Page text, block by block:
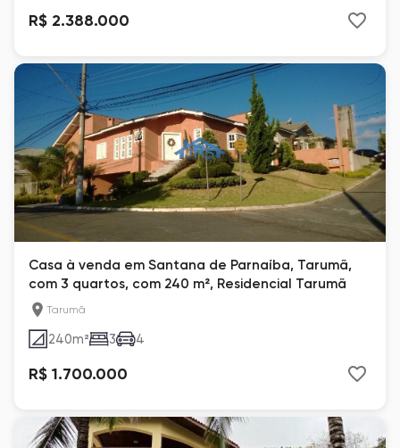
R$ 2.388.000
Casa à venda em Santana de Parnaíba, Tarumã,
com 3 quartos, com 240 m², Residencial Tarumã
Tarumã
240m² 3 4
R$ 1.700.000